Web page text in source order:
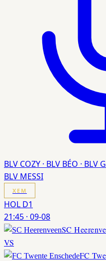
BLV COZY · BLV BÉO · BLV
BLV MESSI
XEM
HOL D1
21:45 · 09-08
SC
VS
FC